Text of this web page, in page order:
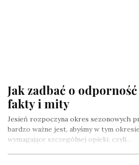
Jak zadbać o
fakty i mity
Jesień rozpoczyna okres sezonowych
bardzo ważne jest, abyśmy w tym
wymagające szczególnej opieki, czyli…